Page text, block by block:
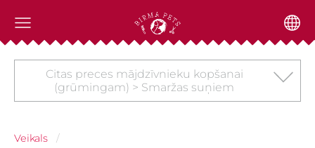
Citas preces mājdzīvnieku kopšanai
(grūmingam) > Smaržas suņiem
Veikals